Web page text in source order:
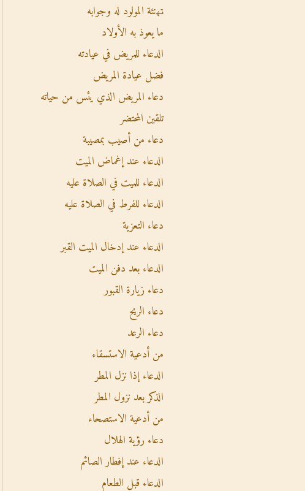
ﺗﻬنئة المولود له وجوابه
ما يعوذ به الأولاد
الدعاء للمريض في عيادته
فضل عيادة المريض
دعاء المريض الذي يئس من حياته
تلقين المحتضر
دعاء من أصيب بمصيبة
الدعاء عند إغماض الميت
الدعاء للميت في الصلاة عليه
الدعاء للفرط في الصلاة عليه
دعاء التعزية
الدعاء عند إدخال الميت القبر
الدعاء بعد دفن الميت
دعاء زيارة القبور
دعاء الريح
دعاء الرعد
من أدعية الاستسقاء
الدعاء إذا نزل المطر
الذكر بعد نزول المطر
من أدعية الاستصحاء
دعاء رؤية الهلال
الدعاء عند إفطار الصائم
الدعاء قبل الطعام